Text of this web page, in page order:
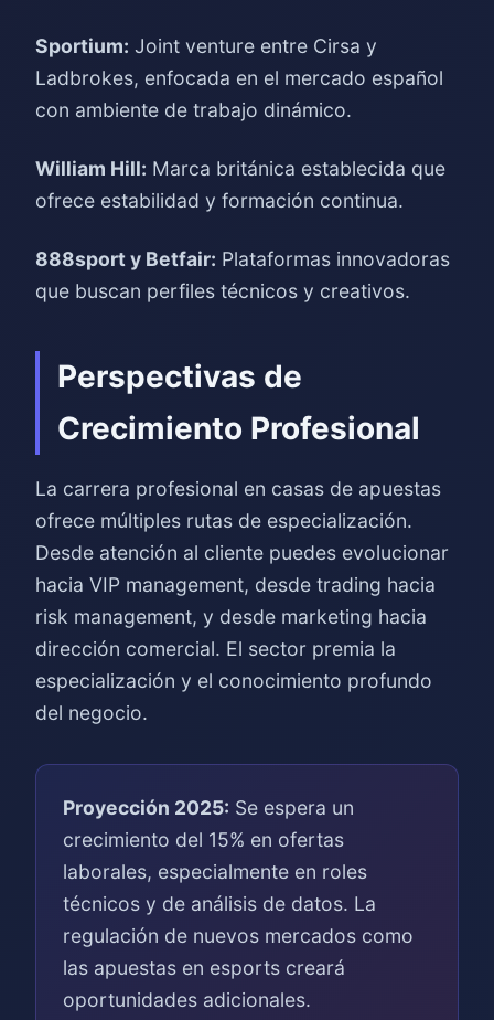
Sportium: Joint venture entre Cirsa y
Ladbrokes, enfocada en el mercado español
con ambiente de trabajo dinámico.
William Hill: Marca británica establecida que
ofrece estabilidad y formación continua.
888sport y Betfair: Plataformas innovadoras
que buscan perfiles técnicos y creativos.
Perspectivas de
Crecimiento Profesional
La carrera profesional en casas de apuestas
ofrece múltiples rutas de especialización.
Desde atención al cliente puedes evolucionar
hacia VIP management, desde trading hacia
risk management, y desde marketing hacia
dirección comercial. El sector premia la
especialización y el conocimiento profundo
del negocio.
Proyección 2025: Se espera un
crecimiento del 15% en ofertas
laborales, especialmente en roles
técnicos y de análisis de datos. La
regulación de nuevos mercados como
las apuestas en esports creará
oportunidades adicionales.